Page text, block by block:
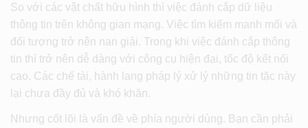
So với các vật chất hữu hình thì việc đánh cắp dữ liệu
thông tin trên không gian mạng. Việc tìm kiếm manh mối và
đối tượng trở nên nan giải. Trong khi việc đánh cắp thông
tin thì trở nên dễ dàng với công cụ hiện đại, tốc độ kết nối
cao. Các chế tài, hành lang pháp lý xử lý những tin tặc này
lại chưa đầy đủ và khó khăn.
Nhưng cốt lõi là vấn đề về phía người dùng. Bạn cần phải